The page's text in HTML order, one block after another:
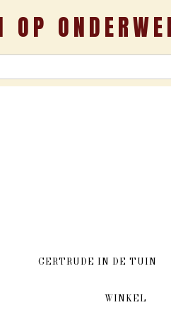
OP
GERTRUDE IN DE TUIN
WINKEL